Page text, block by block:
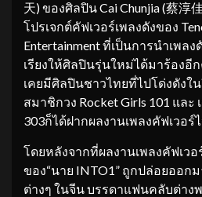
天) ของศิลปิน Cai Chunjia (蔡淳
โปรเจกต์คัฟเวอร์เพลงดังของ
Entertainment ที่เป็นการนำเพล
เรียงให้ศิลปินรุ่นใหม่ได้มาร้องอี
เคยมีศิลปินชาวไทยที่ไปโด่งดังใ
สมาชิกวง Rocket Girls 101 และ
303ก็ได้ฝากผลงานเพลงคัฟเวอ
โดยหลังจากที่ผลงานเพลงคัฟเว
ของ“นาย INTO1” ถูกปล่อยออก
ต่างๆ ในจีน บรรดาแฟนคลับต่าง